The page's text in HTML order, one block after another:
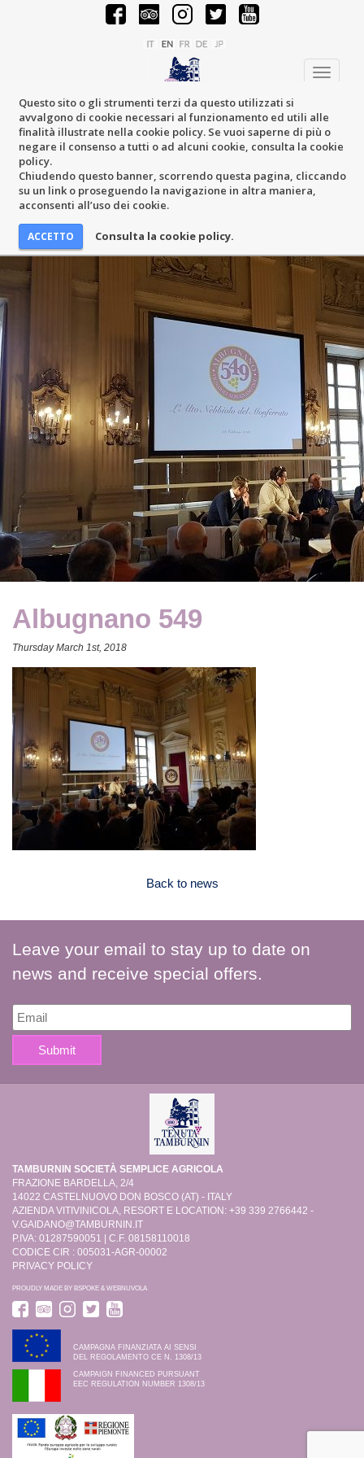
Questo sito o gli strumenti terzi da questo utilizzati si
avvalgono di cookie necessari al funzionamento ed utili alle
finalità illustrate nella cookie policy. Se vuoi saperne di più o
negare il consenso a tutti o ad alcuni cookie, consulta la cookie
policy.
Chiudendo questo banner, scorrendo questa pagina, cliccando
su un link o proseguendo la navigazione in altra maniera,
acconsenti all’uso dei cookie.
Consulta la cookie policy.
Toggle
Albugnano 549
Thursday March 1st, 2018
Back to news
Leave your email to stay up to date on
news and receive special offers.
TAMBURNIN SOCIETÀ SEMPLICE AGRICOLA
FRAZIONE BARDELLA, 2/4
14022 CASTELNUOVO DON BOSCO (AT) - ITALY
AZIENDA VITIVINICOLA, RESORT E LOCATION: +39 339 2766442 -
V.GAIDANO@TAMBURNIN.IT
P.IVA: 01287590051 | C.F. 08158110018
CODICE CIR : 005031-AGR-00002
PRIVACY POLICY
PROUDLY MADE BY BSPOKE & WEBNUVOLA
CAMPAGNA FINANZIATA AI SENSI
DEL REGOLAMENTO CE N. 1308/13
CAMPAIGN FINANCED PURSUANT
EEC REGULATION NUMBER 1308/13